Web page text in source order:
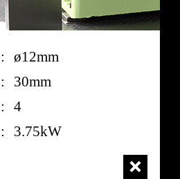
:
ø12mm
:
30mm
:
4
: 3.75kW